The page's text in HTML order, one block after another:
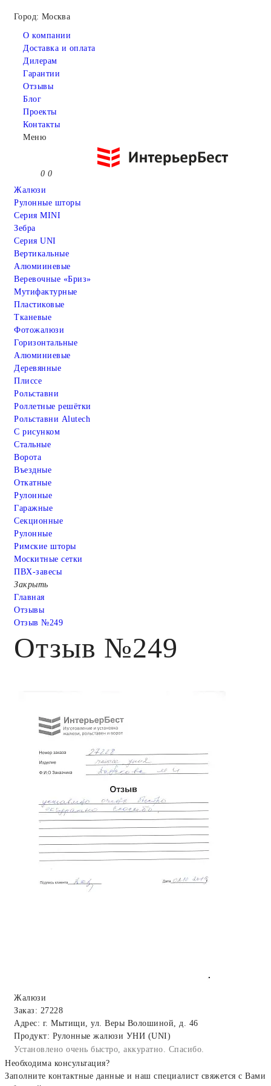
Город: Москва
О компании
Доставка и оплата
Дилерам
Гарантии
Отзывы
Блог
Проекты
Контакты
Меню
0 0
Жалюзи
Рулонные шторы
Серия MINI
Зебра
Серия UNI
Вертикальные
Алюмииневые
Веревочные «Бриз»
Мутифактурные
Пластиковые
Тканевые
Фотожалюзи
Горизонтальные
Алюминиевые
Деревянные
Плиссе
Рольставни
Роллетные решётки
Рольставни Alutech
С рисунком
Стальные
Ворота
Въездные
Откатные
Рулонные
Гаражные
Cекционные
Рулонные
Римские шторы
Москитные сетки
ПВХ-завесы
Закрыть
Главная
Отзывы
Отзыв №249
Отзыв №249
Жалюзи
Заказ: 27228
Адрес: г. Мытищи, ул. Веры Волошиной, д. 46
Продукт: Рулонные жалюзи УНИ (UNI)
Установлено очень быстро, аккуратно. Спасибо.
Необходима консультация?
Заполните контактные данные и наш специалист свяжется с Вами